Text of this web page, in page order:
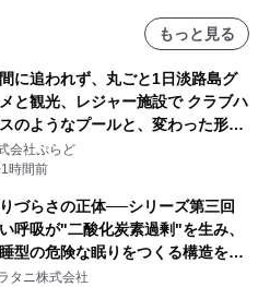
もっと見る
に追われず、丸ごと1日淡路島グ
と観光、レジャー施設で クラブハ
のようなプールと、変わった形の
ナも 「THE BOXY AWAJI」のお
素泊まり連泊プランで
会社ぷらど
1時間前
づらさの正体──シリーズ第三回
呼吸が"二酸化炭素過剰"を生み、
型の危険な眠りをつくる構造を解
タニ株式会社